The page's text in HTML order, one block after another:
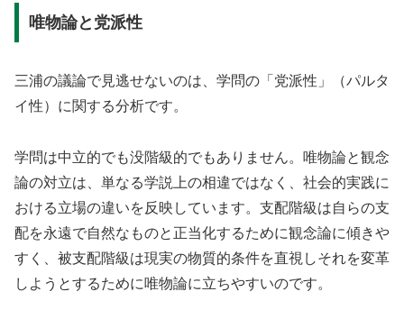
唯物論と党派性
三浦の議論で見逃せないのは、学問の「党派性」（パルタ
イ性）に関する分析です。
学問は中立的でも没階級的でもありません。唯物論と観念
論の対立は、単なる学説上の相違ではなく、社会的実践に
おける立場の違いを反映しています。支配階級は自らの支
配を永遠で自然なものと正当化するために観念論に傾きや
すく、被支配階級は現実の物質的条件を直視しそれを変革
しようとするために唯物論に立ちやすいのです。